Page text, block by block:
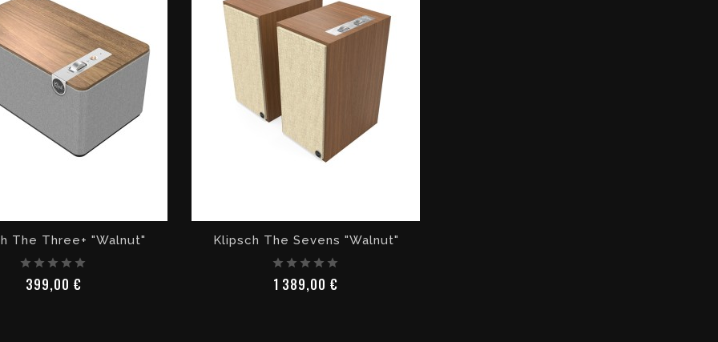
The Three+ "Walnut"
399,00 €Prix
Klipsch The Sevens "Walnut"
1 389,00 €